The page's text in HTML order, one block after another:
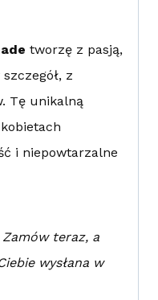
tworzę z pasją,
z
Tę unikalną
i niepowtarzalne
Zamów teraz, a
wysłana w